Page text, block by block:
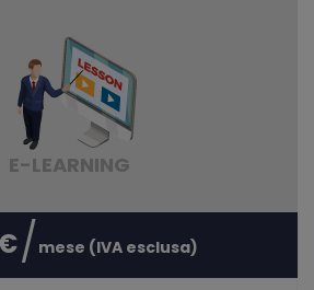
E-LEARNING
mese (IVA esclusa)